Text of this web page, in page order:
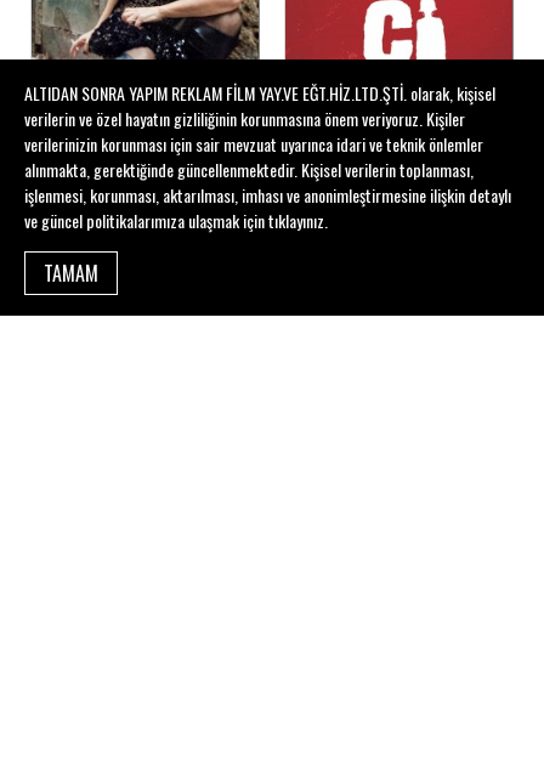
KIMSENIN ÖLMEDIĞI BIR GÜNÜN ERTESIYDI KATILCILIK
ALTIDAN SONRA YAPIM REKLAM FİLM YAY.VE EĞT.HİZ.LTD.ŞTİ. olarak, kişisel
verilerin ve özel hayatın gizliliğinin korunmasına önem veriyoruz. Kişiler
verilerinizin korunması için sair mevzuat uyarınca idari ve teknik önlemler
alınmakta, gerektiğinde güncellenmektedir. Kişisel verilerin toplanması,
işlenmesi, korunması, aktarılması, imhası ve anonimleştirmesine ilişkin detaylı
ve güncel politikalarımıza ulaşmak içintıklayınız
TAMAM